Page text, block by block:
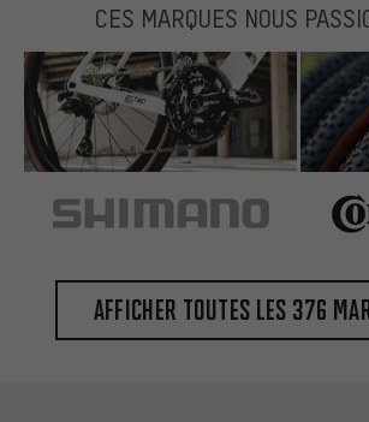
CES MARQUES NOUS
Afficher toutes les 376